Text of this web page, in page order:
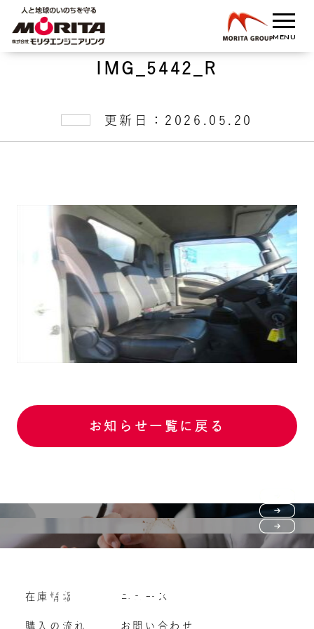
IMG_5442_R
更新日：2026.05.20
お知らせ一覧に戻る
購入の流れ
よくいただくご質問
Vehicle purchase
車両買い取り
在庫情報
購入の流れ
ニュース
お問い合わせ